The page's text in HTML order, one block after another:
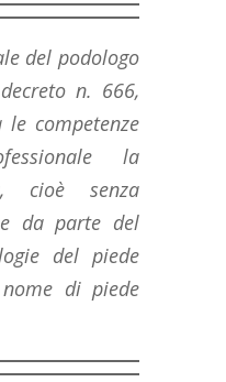
del podologo
n. 666,
competenze
la
cioè senza
da parte del
del piede
di piede